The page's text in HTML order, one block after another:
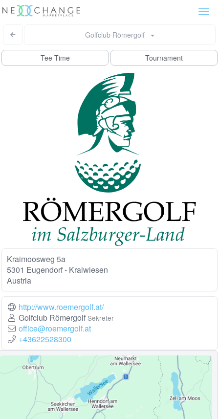
Golfclub Römergolf
Tee Time Tournament
Kraimoosweg 5a
5301 Eugendorf - Kraiwiesen
Austria
http://www.roemergolf.at/
Golfclub Römergolf Sekreter
office@roemergolf.at
+43622528300